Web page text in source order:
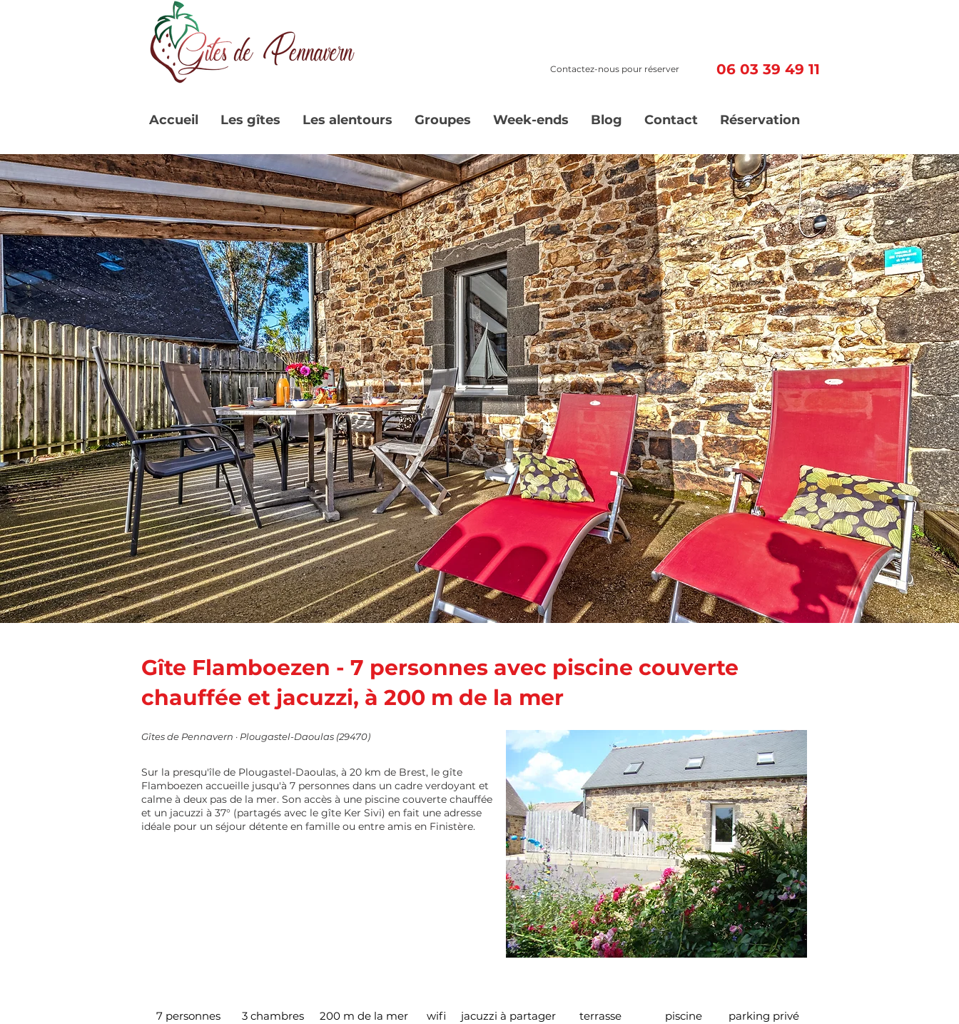
Contactez-nous pour réserver 06 03 39 49 11
Accueil Les gîtes Les alentours Groupes Week-ends Blog Contact Réservation
Gîte Flamboezen - 7 personnes avec piscine couverte
chauffée et jacuzzi, à 200 m de la mer
Gîtes de Pennavern · Plougastel-Daoulas (29470)
Sur la presqu'île de Plougastel-Daoulas, à 20 km de Brest, le gîte
Flamboezen accueille jusqu'à 7 personnes dans un cadre verdoyant et
calme à deux pas de la mer. Son accès à une piscine couverte chauffée
et un jacuzzi à 37° (partagés avec le gîte Ker Sivi) en fait une adresse
idéale pour un séjour détente en famille ou entre amis en Finistère.
7 personnes 3 chambres 200 m de la mer wifi
jacuzzi à partager
terrasse
piscine
parking privé